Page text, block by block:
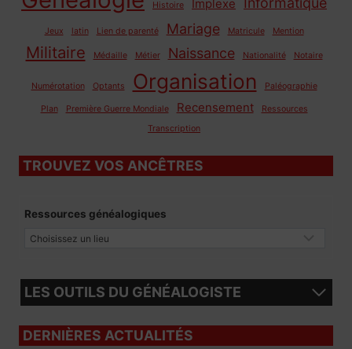
Histoire Implexe
Jeux latin Lien de parenté Mariage Matricule Mention
Militaire Médaille Métier Naissance Nationalité Notaire
Numérotation Optants Organisation Paléographie
Plan Première Guerre Mondiale Recensement
Ressources
Transcription
TROUVEZ VOS ANCÊTRES
Ressources généalogiques
LES OUTILS DU GÉNÉALOGISTE
DERNIÈRES ACTUALITÉS